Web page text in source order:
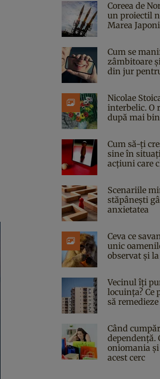
Coreea de
un proiectil
Marea
Cum se
zâmbitoare
din jur
Nicolae
interbelic. O
după mai
Cum să-ți
sine în
acțiuni care
Scenariile
stăpânești
anxietatea
Ceva ce
unic
observat și
Vecinul îți
locuința? Ce
să
Când
dependență.
oniomania
acest cerc